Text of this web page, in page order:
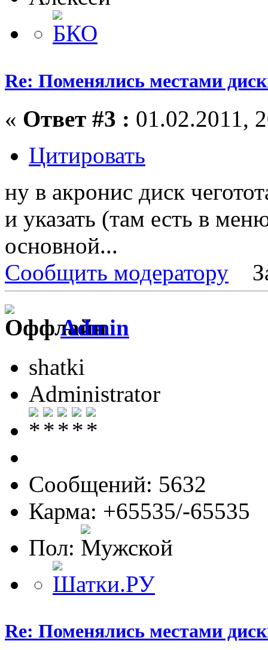
Re: Поменялись местами
« Ответ #3 : 01.02.2011,
Цитировать
ну в акронис диск
и указать (там есть в
основной...
Сообщить модератору
Admin
shatki
Administrator
Сообщений: 5632
Карма: +65535/-65535
Пол:
Re: Поменялись местами